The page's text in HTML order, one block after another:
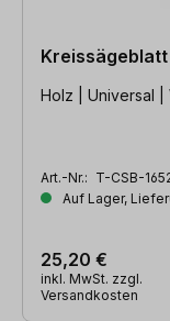
Kreissägeblatt
Holz | Universal |
Art.-Nr.: T-CSB-
Auf Lager,
25,20 €
inkl. MwSt. zzgl.
Versandkosten